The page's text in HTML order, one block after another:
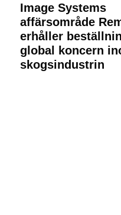
Image Systems
affärsområde
erhåller
global koncern
skogsindustrin